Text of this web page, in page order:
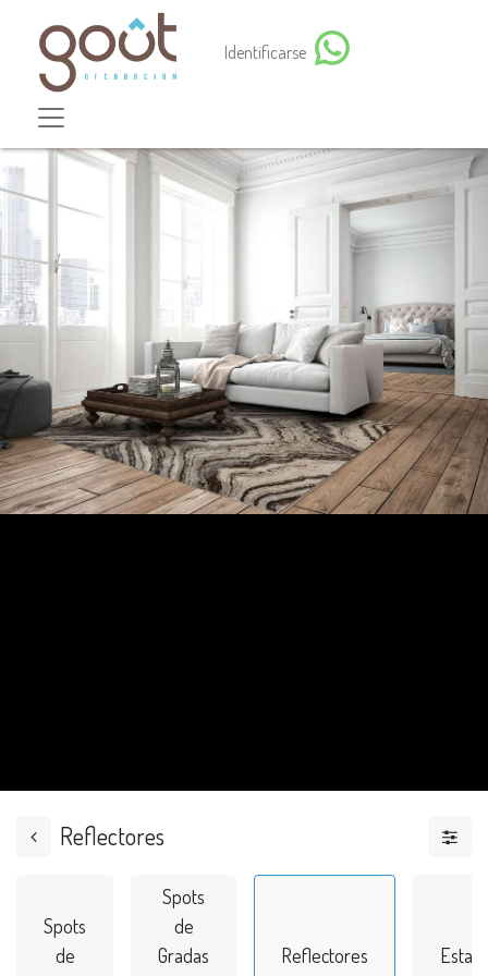
Identificarse
Reflectores
Spots
de
Spots
de
Gradas
Reflectores